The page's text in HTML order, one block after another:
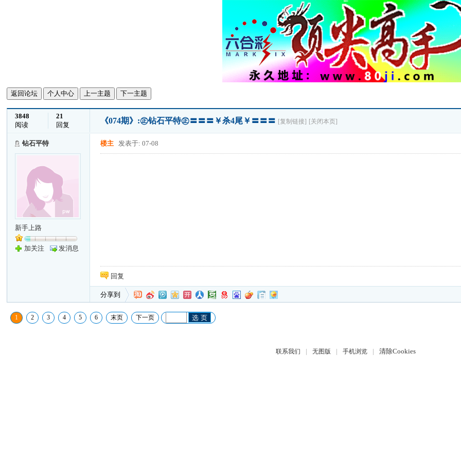
返回论坛 个人中心 上一主题 下一主题
3848
阅读
21
回复
《074期》:㊣钻石平特㊣〓〓〓￥杀4尾￥〓〓〓 [复制链接] [关闭本页]
钻石平特
新手上路
加关注 发消息
楼主 发表于: 07-08
回复
分享到
1 2 3 4 5 6 末页 下一页 选 页
联系我们 | 无图版 | 手机浏览 | 清除Cookies